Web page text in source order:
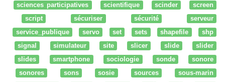
sciences participatives
scientifique scinder
screen
script
sécuriser sécurité
serveur
service_publique
servo set sets shapefile
shp
signal
simulateur site slicer slide
slider
slides
smartphone sociologie sonde
sonore
sonores
sons sosie sources
sous-marin